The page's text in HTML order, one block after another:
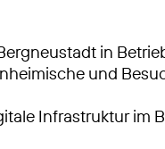
in
und
Infrastruktur im